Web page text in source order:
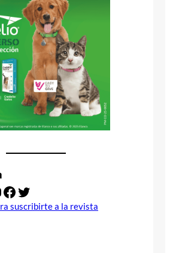
Facebook Twitter
suscribirte a la revista